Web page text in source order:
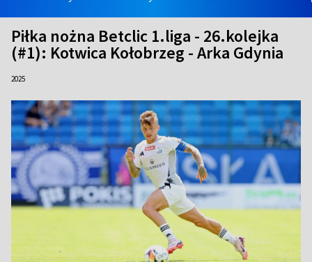
Piłka nożna Betclic 1.liga - 26.kolejka
(#1): Kotwica Kołobrzeg - Arka Gdynia
2025